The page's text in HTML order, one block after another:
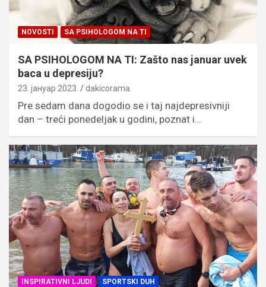
NOVOSTI SA PSIHOLOGOM NA TI
SA PSIHOLOGOM NA TI: Zašto nas januar uvek
baca u depresiju?
23. јануар 2023. dakicorama
Pre sedam dana dogodio se i taj najdepresivniji
dan – treći ponedeljak u godini, poznat i…
INSPIRATIVNI LJUDI SPORTSKI DUH